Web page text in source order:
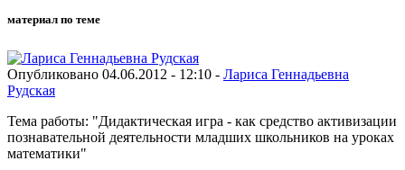
материал по теме
Опубликовано 04.06.2012 - 12:10 - Лариса Геннадьевна
Рудская
Тема работы: "Дидактическая игра - как средство активизации
познавательной деятельности младших школьников на уроках
математики"